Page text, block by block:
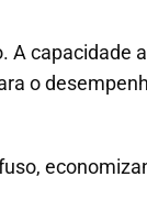
capacidade
o